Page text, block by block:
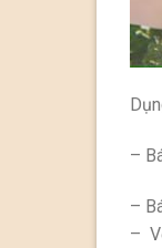
–
–
–